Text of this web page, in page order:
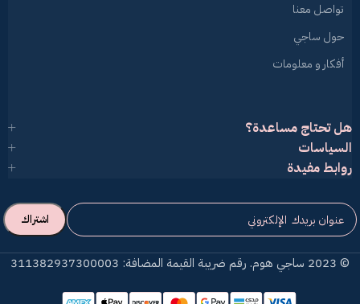
تواصل معنا
حول ساجي
أفكار و معلومات
هل تحتاج مساعدة؟
السياسات
روابط مفيدة
© 2023 ساجي هوم. رقم ضريبة القيمة المضافة: 311382937300003